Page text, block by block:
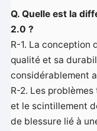
Q. Quelle est la
2.0 ?
R-1. La conception
qualité et sa
considérablement
R-2. Les
et le scintillement
de blessure lié à